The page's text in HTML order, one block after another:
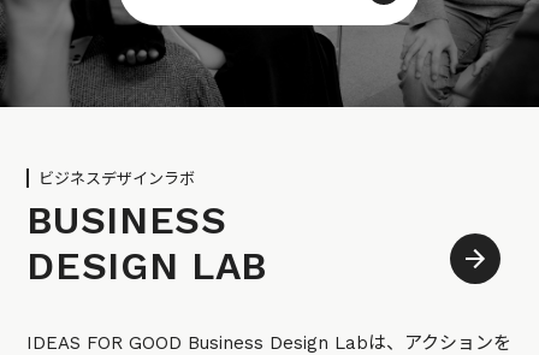
ビジネスデザインラボ
BUSINESS
DESIGN LAB
IDEAS FOR GOOD Business Design Labは、アクションを